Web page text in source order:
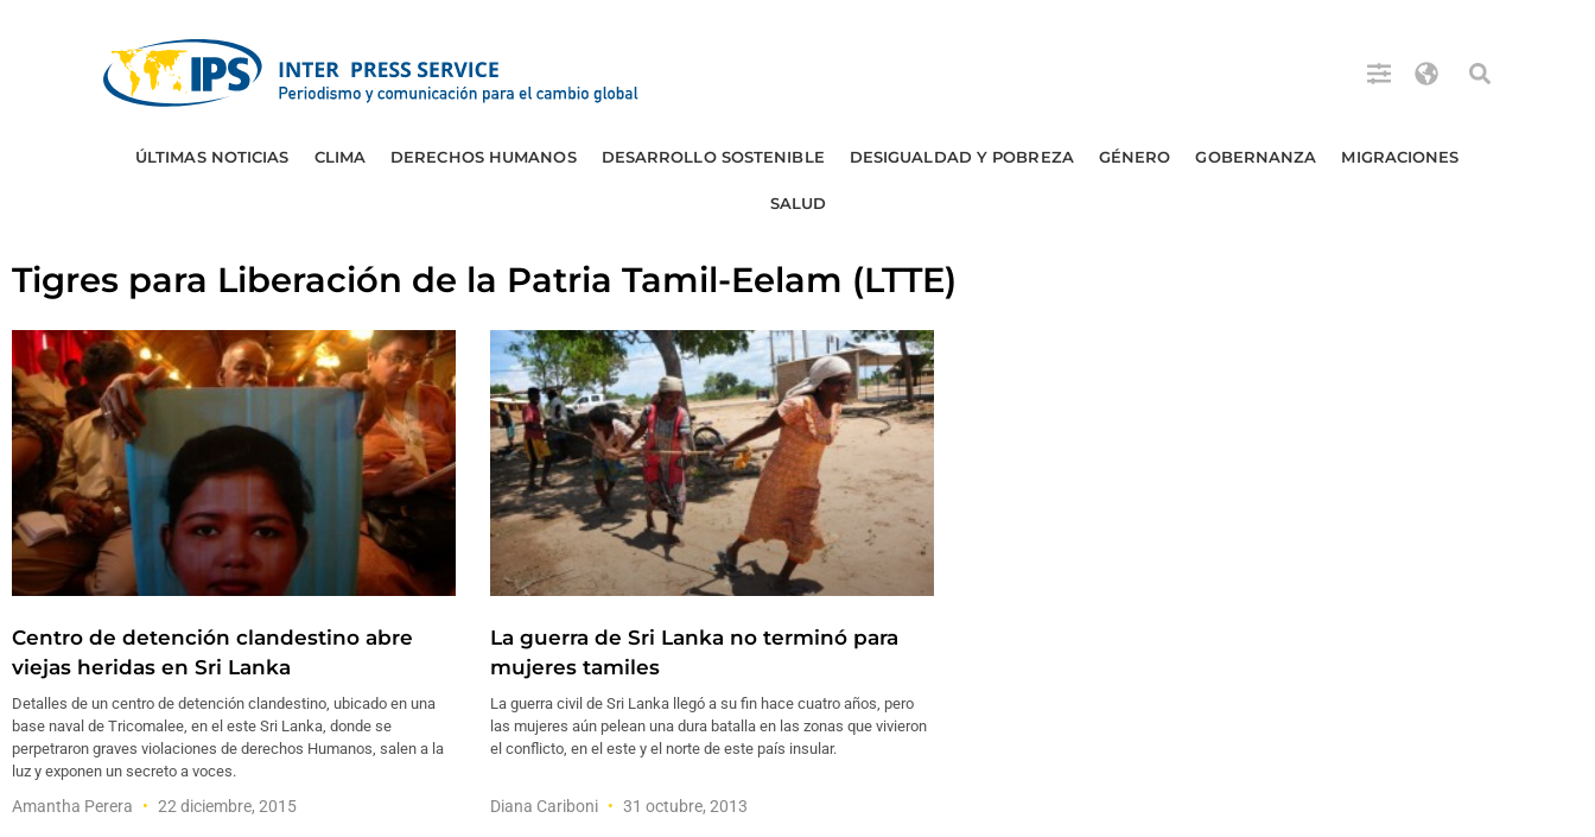
ÚLTIMAS NOTICIAS CLIMA DERECHOS HUMANOS DESARROLLO SOSTENIBLE DESIGUALDAD Y POBREZA GÉNERO GOBERNANZA MIGRACIONES
SALUD
Tigres para Liberación de la Patria Tamil-Eelam (LTTE)
Centro de detención clandestino abre
viejas heridas en Sri Lanka
Detalles de un centro de detención clandestino, ubicado en una
base naval de Tricomalee, en el este Sri Lanka, donde se
perpetraron graves violaciones de derechos Humanos, salen a la
luz y exponen un secreto a voces.
Amantha Perera 22 diciembre, 2015
La guerra de Sri Lanka no terminó para
mujeres tamiles
La guerra civil de Sri Lanka llegó a su fin hace cuatro años, pero
las mujeres aún pelean una dura batalla en las zonas que vivieron
el conflicto, en el este y el norte de este país insular.
Diana Cariboni 31 octubre, 2013